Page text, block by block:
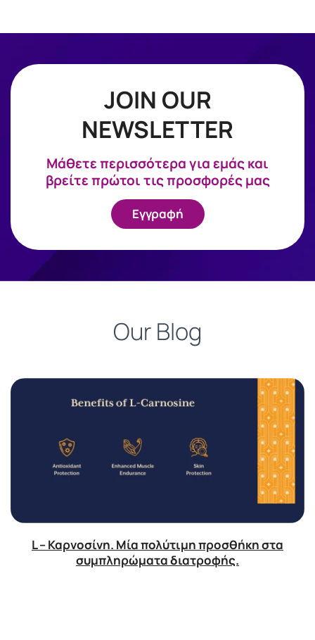
JOIN OUR
NEWSLETTER
Mάθετε περισσότερα για εμάς και
βρείτε πρώτοι τις προσφορές μας
Εγγραφή
Our Blog
L – Καρνοσίνη. Μία πολύτιμη προσθήκη στα
συμπληρώματα διατροφής.